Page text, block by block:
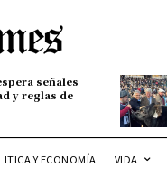
señales
y reglas de
Y ECONOMÍA VIDA